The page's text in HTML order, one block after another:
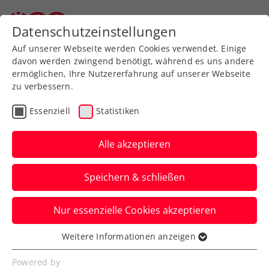
Zurück zur Newsübersicht
ATP
Danube Upper Austria
Open powered by SKE:
Misolic im Finale – aber
nicht gegen Thiem
Hamad Medjedovic erweist sich als
Österreicher-Schreck, Sam Weissborn
triumphiert im Doppel.
Datenschutzeinstellungen
Auf unserer Webseite werden Cookies verwendet. Einige
davon werden zwingend benötigt, während es uns andere
ermöglichen, Ihre Nutzererfahrung auf unserer Webseite
zu verbessern.
Essenziell Statistiken
Alle akzeptieren
Speichern & schließen
Nur essenzielle Cookies akzeptieren
Essenziell
Essenzielle Cookies werden für grundlegende
Weitere Informationen anzeigen
Powered by